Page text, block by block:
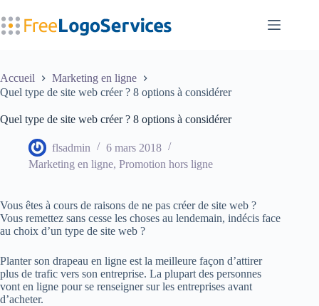
au
contenu
Accueil
Marketing en ligne
Quel type de site web créer ? 8 options à considérer
Quel type de site web créer ? 8 options à considérer
flsadmin
6 mars 2018
Marketing en ligne, Promotion hors ligne
Vous êtes à cours de raisons de ne pas créer de site web ?
Vous remettez sans cesse les choses au lendemain, indécis face
au choix d’un type de site web ?
Planter son drapeau en ligne est la meilleure façon d’attirer
plus de trafic vers son entreprise. La plupart des personnes
vont en ligne pour se renseigner sur les entreprises avant
d’acheter.